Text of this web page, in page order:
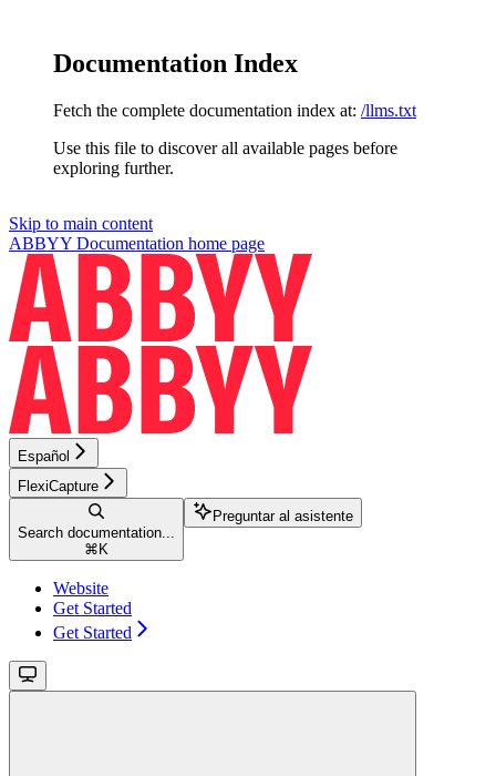
Documentation Index
Fetch the complete documentation index at: /llms.txt
Use this file to discover all available pages before
exploring further.
Skip to main content
ABBYY Documentation home page
Español
FlexiCapture
Search documentation...
⌘ K
Preguntar al asistente
Website
Get Started
Get Started